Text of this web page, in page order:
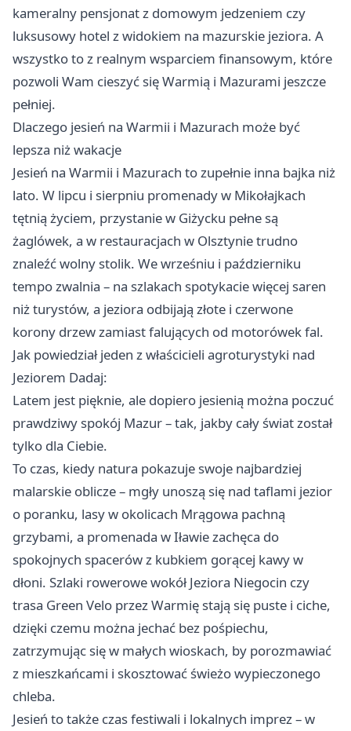
kameralny pensjonat z domowym jedzeniem czy
luksusowy hotel z widokiem na mazurskie jeziora. A
wszystko to z realnym wsparciem finansowym, które
pozwoli Wam cieszyć się Warmią i Mazurami jeszcze
pełniej.
Dlaczego jesień na Warmii i Mazurach może być
lepsza niż wakacje
Jesień na Warmii i Mazurach to zupełnie inna bajka niż
lato. W lipcu i sierpniu promenady w Mikołajkach
tętnią życiem, przystanie w Giżycku pełne są
żaglówek, a w restauracjach w Olsztynie trudno
znaleźć wolny stolik. We wrześniu i październiku
tempo zwalnia – na szlakach spotykacie więcej saren
niż turystów, a jeziora odbijają złote i czerwone
korony drzew zamiast falujących od motorówek fal.
Jak powiedział jeden z właścicieli agroturystyki nad
Jeziorem Dadaj:
Latem jest pięknie, ale dopiero jesienią można poczuć
prawdziwy spokój Mazur – tak, jakby cały świat został
tylko dla Ciebie.
To czas, kiedy natura pokazuje swoje najbardziej
malarskie oblicze – mgły unoszą się nad taflami jezior
o poranku, lasy w okolicach Mrągowa pachną
grzybami, a promenada w Iławie zachęca do
spokojnych spacerów z kubkiem gorącej kawy w
dłoni. Szlaki rowerowe wokółJeziora Niegocin czy
trasa Green Velo przez Warmię stają się puste i ciche,
dzięki czemu można jechać bez pośpiechu,
zatrzymując się w małych wioskach, by porozmawiać
z mieszkańcami i skosztować świeżo wypieczonego
chleba.
Jesień to także czas festiwali i lokalnych imprez – w